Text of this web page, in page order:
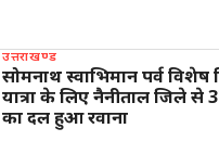
उत्तराखण्ड
सोमनाथ स्वाभिमान पर्व विशेष
यात्रा के लिए नैनीताल जिले से
का दल हुआ रवाना